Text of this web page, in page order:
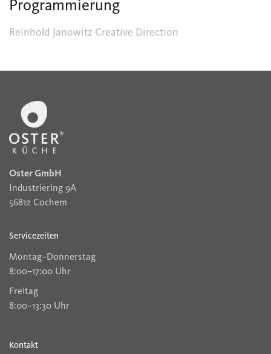
Programmierung
Reinhold Janowitz Creative Direction
Oster GmbH
Industriering 9A
56812 Cochem
Servicezeiten
Montag–Donnerstag
8:00–17:00 Uhr
Freitag
8:00–13:30 Uhr
Kontakt